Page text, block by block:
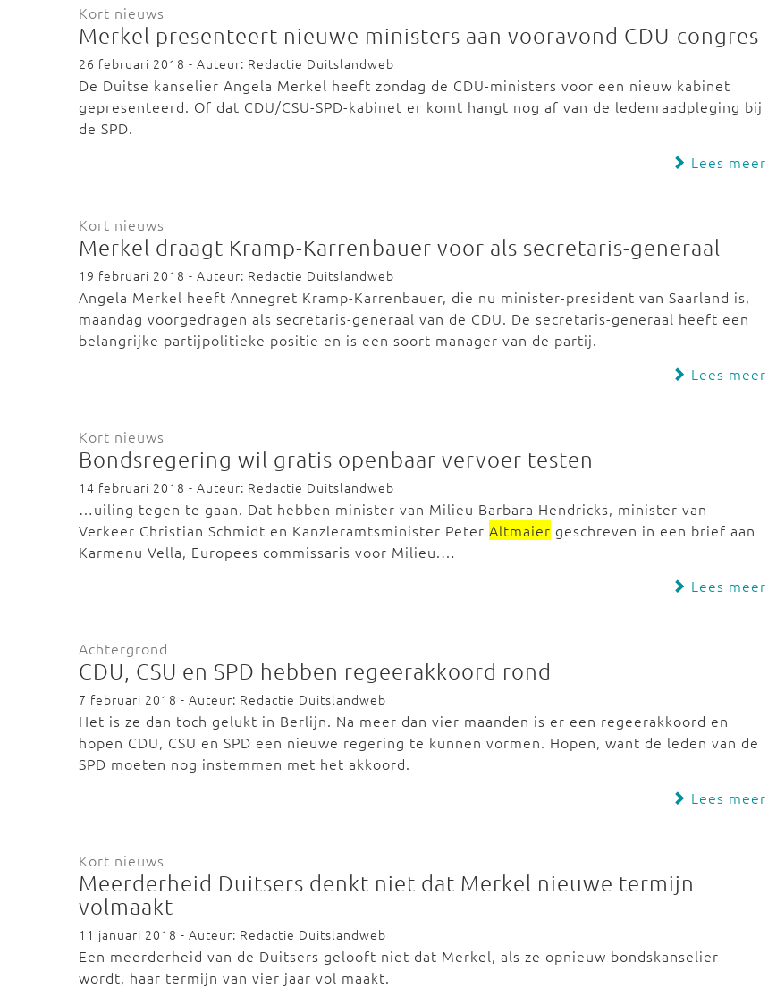
Kort nieuws
Merkel presenteert nieuwe ministers aan vooravond CDU-congres
26 februari 2018 - Auteur: Redactie Duitslandweb
De Duitse kanselier Angela Merkel heeft zondag de CDU-ministers voor een nieuw kabinet
gepresenteerd. Of dat CDU/CSU-SPD-kabinet er komt hangt nog af van de ledenraadpleging bij
de SPD.
Lees meer
Kort nieuws
Merkel draagt Kramp-Karrenbauer voor als secretaris-generaal
19 februari 2018 - Auteur: Redactie Duitslandweb
Angela Merkel heeft Annegret Kramp-Karrenbauer, die nu minister-president van Saarland is,
maandag voorgedragen als secretaris-generaal van de CDU. De secretaris-generaal heeft een
belangrijke partijpolitieke positie en is een soort manager van de partij.
Lees meer
Kort nieuws
Bondsregering wil gratis openbaar vervoer testen
14 februari 2018 - Auteur: Redactie Duitslandweb
…uiling tegen te gaan. Dat hebben minister van Milieu Barbara Hendricks, minister van
Verkeer Christian Schmidt en Kanzleramtsminister Peter Altmaier geschreven in een brief aan
Karmenu Vella, Europees commissaris voor Milieu.…
Lees meer
Achtergrond
CDU, CSU en SPD hebben regeerakkoord rond
7 februari 2018 - Auteur: Redactie Duitslandweb
Het is ze dan toch gelukt in Berlijn. Na meer dan vier maanden is er een regeerakkoord en
hopen CDU, CSU en SPD een nieuwe regering te kunnen vormen. Hopen, want de leden van de
SPD moeten nog instemmen met het akkoord.
Lees meer
Kort nieuws
Meerderheid Duitsers denkt niet dat Merkel nieuwe termijn
volmaakt
11 januari 2018 - Auteur: Redactie Duitslandweb
Een meerderheid van de Duitsers gelooft niet dat Merkel, als ze opnieuw bondskanselier
wordt, haar termijn van vier jaar vol maakt.